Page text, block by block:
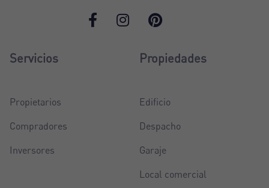
Servicios
Propietarios
Compradores
Inversores
Propiedades
Edificio
Despacho
Garaje
Local comercial